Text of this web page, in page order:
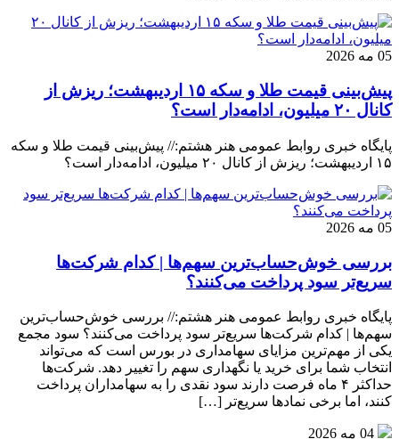
05 مه 2026
پیش‌بینی قیمت طلا و سکه ۱۵ اردیبهشت؛ ریزش از
کانال ۲۰ میلیون، ادامه‌دار است؟
پایگاه خبری روابط عمومی هنر هشتم:// پیش‌بینی قیمت طلا و سکه
۱۵ اردیبهشت؛ ریزش از کانال ۲۰ میلیون، ادامه‌دار است؟
05 مه 2026
بررسی خوش‌حساب‌ترین سهم‌ها | کدام شرکت‌ها
سریع‌تر سود پرداخت می‌کنند؟
پایگاه خبری روابط عمومی هنر هشتم:// بررسی خوش‌حساب‌ترین
سهم‌ها | کدام شرکت‌ها سریع‌تر سود پرداخت می‌کنند؟ سود مجمع
یکی از مهم‌ترین مزایای سهامداری در بورس است که می‌تواند
انتخاب شما برای خرید یا نگهداری سهم را تغییر دهد. شرکت‌ها
حداکثر ۴ ماه فرصت دارند سود نقدی را به سهامداران پرداخت
کنند، اما برخی نماد‌ها سریع‌تر […]
04 مه 2026